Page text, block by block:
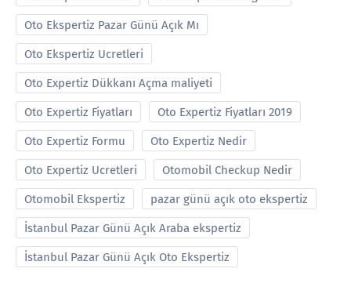
Oto Ekspertiz Pazar Günü Açık Mı
Oto Ekspertiz Ucretleri
Oto Expertiz Dükkanı Açma maliyeti
Oto Expertiz Fiyatları Oto Expertiz Fiyatları 2019
Oto Expertiz Formu Oto Expertiz Nedir
Oto Expertiz Ucretleri Otomobil Checkup Nedir
Otomobil Ekspertiz pazar günü açık oto ekspertiz
İstanbul Pazar Günü Açık Araba ekspertiz
İstanbul Pazar Günü Açık Oto Ekspertiz